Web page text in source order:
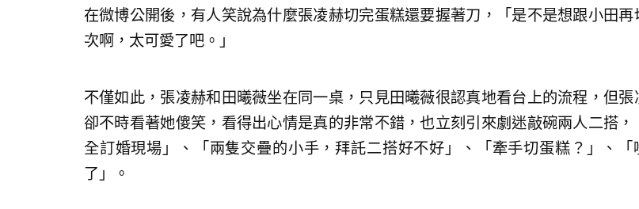
在微博公開後，有人笑說為什麼張凌赫切完蛋糕還要握著刀，「是不是想跟小田再
次啊，太可愛了吧。」
不僅如此，張凌赫和田曦薇坐在同一桌，只見田曦薇很認真地看台上的流程，但張
卻不時看著她傻笑，看得出心情是真的非常不錯，也立刻引來劇迷敲碗兩人二搭，
全訂婚現場」、「兩隻交疊的小手，拜託二搭好不好」、「牽手切蛋糕？」、「
了」。